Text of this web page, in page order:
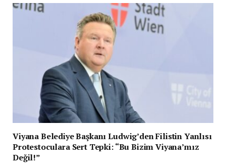
Viyana Belediye Başkanı Ludwig’den Filistin Yanlısı
Protestoculara Sert Tepki: “Bu Bizim Viyana’mız
Değil!”